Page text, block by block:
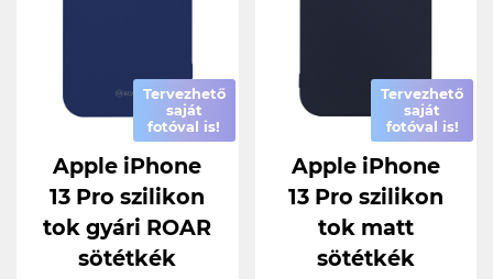
Tervezhető
saját
fotóval is!
Apple iPhone
13 Pro szilikon
tok gyári ROAR
sötétkék
Tervezhető
saját
fotóval is!
Apple iPhone
13 Pro szilikon
tok matt
sötétkék